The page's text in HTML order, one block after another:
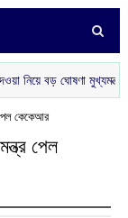
ঘোষণা মুখ্যমন্ত্রীর
কেকেআর
পেল